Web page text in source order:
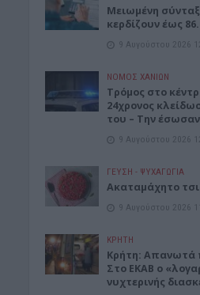
Μειωμένη
κερδίζουν έως
9 Αυγούστου 2026
ΝΟΜΌΣ ΧΑΝΊΩΝ
Τρόμος στο
24χρονος
του – Την
9 Αυγούστου 2026
ΓΕΎΣΗ - ΨΥΧΑΓΩΓΊΑ
Ακαταμάχητο
9 Αυγούστου 2026
ΚΡΗΤΗ
Κρήτη: Απανωτά
Στο ΕΚΑΒ ο
νυχτερινής